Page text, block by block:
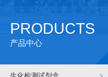
PRODUCTS
产品中心